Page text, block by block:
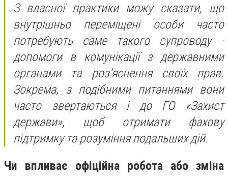
З власної практики можу сказати, що
внутрішньо переміщені особи часто
потребують саме такого супроводу -
допомоги в комунікації з державними
органами та роз’яснення своїх прав.
Зокрема, з подібними питаннями вони
часто звертаються і до ГО «Захист
держави», щоб отримати фахову
підтримку та розуміння подальших дій.
Чи впливає офіційна робота або зміна